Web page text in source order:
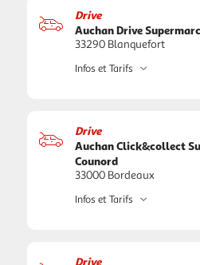
Drive
Auchan Drive
33290 Blanquefort
Infos et Tarifs
Drive
Auchan Click&collect
Counord
33000 Bordeaux
Infos et Tarifs
Drive